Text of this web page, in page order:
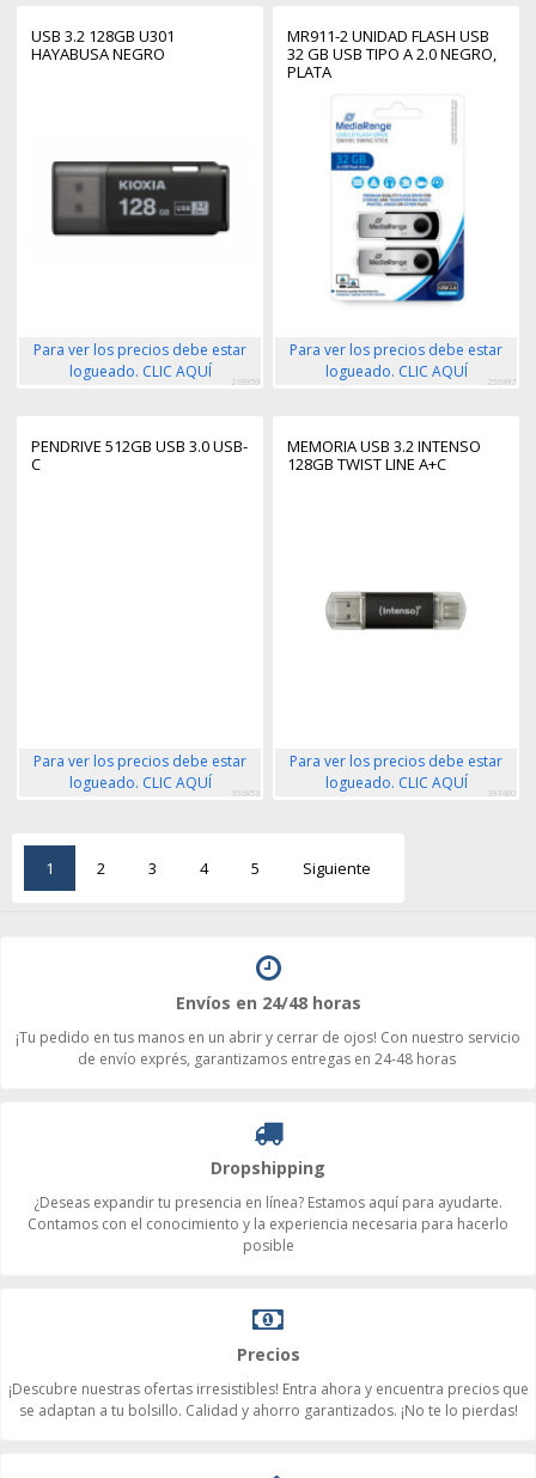
USB 3.2 128GB U301
HAYABUSA NEGRO
Para ver los precios debe estar
logueado. CLIC AQUÍ
218959
MR911-2 UNIDAD FLASH USB
32 GB USB TIPO A 2.0 NEGRO,
PLATA
Para ver los precios debe estar
logueado. CLIC AQUÍ
256997
PENDRIVE 512GB USB 3.0 USB-
C
Para ver los precios debe estar
logueado. CLIC AQUÍ
356853
MEMORIA USB 3.2 INTENSO
128GB TWIST LINE A+C
Para ver los precios debe estar
logueado. CLIC AQUÍ
393480
1 2 3 4 5 Siguiente
Envíos en 24/48 horas
¡Tu pedido en tus manos en un abrir y cerrar de ojos! Con nuestro servicio
de envío exprés, garantizamos entregas en 24-48 horas
Dropshipping
¿Deseas expandir tu presencia en línea? Estamos aquí para ayudarte.
Contamos con el conocimiento y la experiencia necesaria para hacerlo
posible
Precios
¡Descubre nuestras ofertas irresistibles! Entra ahora y encuentra precios que
se adaptan a tu bolsillo. Calidad y ahorro garantizados. ¡No te lo pierdas!